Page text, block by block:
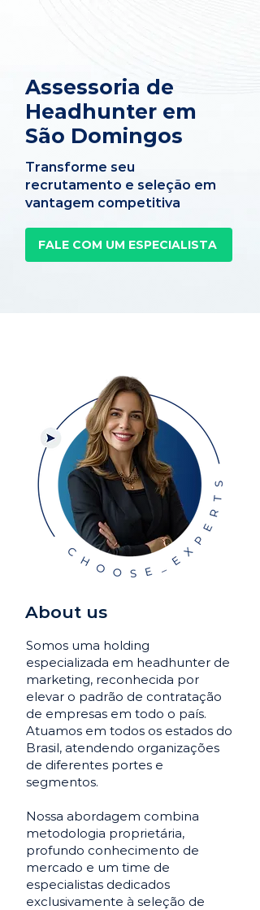
Assessoria de
Headhunter em
São Domingos
Transforme seu
recrutamento e seleção em
vantagem competitiva
FALE COM UM ESPECIALISTA
About us
Somos uma holding
especializada em headhunter de
marketing, reconhecida por
elevar o padrão de contratação
de empresas em todo o país.
Atuamos em todos os estados do
Brasil, atendendo organizações
de diferentes portes e
segmentos.
Nossa abordagem combina
metodologia proprietária,
profundo conhecimento de
mercado e um time de
especialistas dedicados
exclusivamente à seleção de